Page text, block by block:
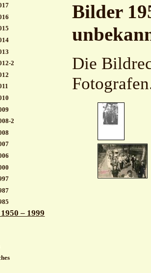
2
2
– 1999
Bilder
Die